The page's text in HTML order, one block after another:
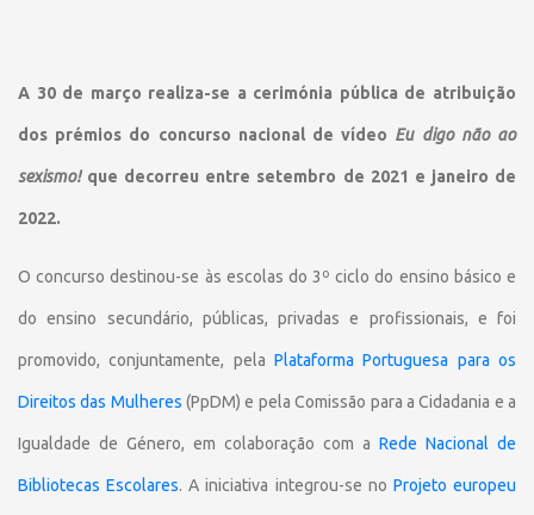
A 30 de março realiza-se a cerimónia pública de atribuição
dos prémios do concurso nacional de vídeo Eu digo não ao
sexismo!que decorreu entre setembro de 2021 e janeiro de
2022.
O concurso destinou-se às escolas do 3º ciclo do ensino básico e
do ensino secundário, públicas, privadas e profissionais, e foi
promovido, conjuntamente, pela Plataforma Portuguesa para os
Direitos das Mulheres (PpDM) e pela Comissão para a Cidadania e a
Igualdade de Género, em colaboração com a Rede Nacional de
Bibliotecas Escolares. A iniciativa integrou-se no Projeto europeu